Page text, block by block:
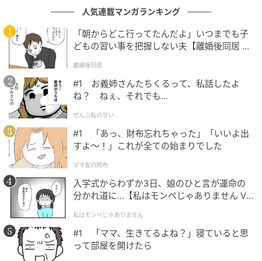
次田哲也さん（スキンケア・サイエンスコミュニケーター）
スキンケア・サイエンスコミュニケーター。博士（工
学）。30年以上にわたり、大手化粧品メーカーにてコ
スメや肌計測機器などの研究開発に従事。独立後は講
演や取材を通じ、正しい美容知識を啓発する。
人気連載マンガランキング
「朝からどこ行ってたんだよ」いつまでも子
どもの習い事を把握しない夫【離婚後同居 Vo
離婚後同居
#1 お義姉さんたちくるって、私話したよ
ね？ ねぇ、それでも…
ぜんぶ私のせい
#1 「あっ、財布忘れちゃった」「いいよ出
すよ〜！」これが全ての始まりでした
ママ友の財布
入学式からわずか3日、娘のひと言が運命の
分かれ道に…【私はモンペじゃありません Vo
私はモンペじゃありません
#1 「ママ、生きてるよね？」寝ていると思
って部屋を開けたら